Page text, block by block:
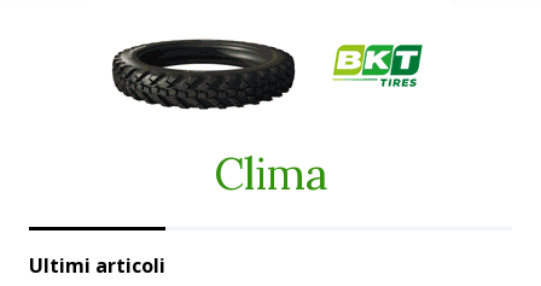
Clima
Ultimi articoli